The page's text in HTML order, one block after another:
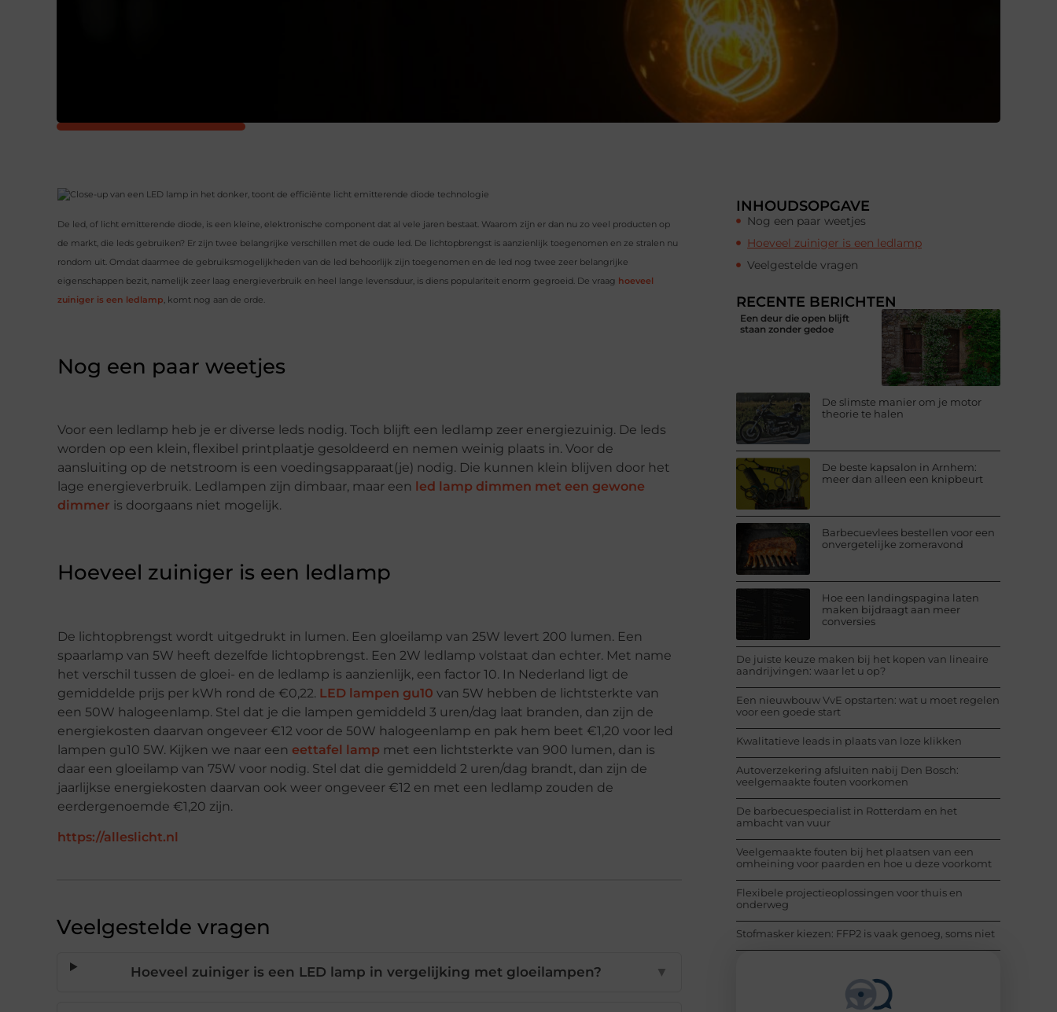
De led, of licht emitterende diode, is een kleine, elektronische component dat al vele jaren bestaat. Waarom zijn er dan nu zo veel producten op
de markt, die leds gebruiken? Er zijn twee belangrijke verschillen met de oude led. De lichtopbrengst is aanzienlijk toegenomen en ze stralen nu
rondom uit. Omdat daarmee de gebruiksmogelijkheden van de led behoorlijk zijn toegenomen en de led nog twee zeer belangrijke
eigenschappen bezit, namelijk zeer laag energieverbruik en heel lange levensduur, is diens populariteit enorm gegroeid. De vraag hoeveel
zuiniger is een ledlamp, komt nog aan de orde.
Nog een paar weetjes
Voor een ledlamp heb je er diverse leds nodig. Toch blijft een ledlamp zeer energiezuinig. De leds
worden op een klein, flexibel printplaatje gesoldeerd en nemen weinig plaats in. Voor de
aansluiting op de netstroom is een voedingsapparaat(je) nodig. Die kunnen klein blijven door het
lage energieverbruik. Ledlampen zijn dimbaar, maar een led lamp dimmen met een gewone
dimmer is doorgaans niet mogelijk.
Hoeveel zuiniger is een ledlamp
De lichtopbrengst wordt uitgedrukt in lumen. Een gloeilamp van 25W levert 200 lumen. Een
spaarlamp van 5W heeft dezelfde lichtopbrengst. Een 2W ledlamp volstaat dan echter. Met name
het verschil tussen de gloei- en de ledlamp is aanzienlijk, een factor 10. In Nederland ligt de
gemiddelde prijs per kWh rond de €0,22. LED lampen gu10 van 5W hebben de lichtsterkte van
een 50W halogeenlamp. Stel dat je die lampen gemiddeld 3 uren/dag laat branden, dan zijn de
energiekosten daarvan ongeveer €12 voor de 50W halogeenlamp en pak hem beet €1,20 voor led
lampen gu10 5W. Kijken we naar een eettafel lamp met een lichtsterkte van 900 lumen, dan is
daar een gloeilamp van 75W voor nodig. Stel dat die gemiddeld 2 uren/dag brandt, dan zijn de
jaarlijkse energiekosten daarvan ook weer ongeveer €12 en met een ledlamp zouden de
eerdergenoemde €1,20 zijn.
https://alleslicht.nl
Veelgestelde vragen
Hoeveel zuiniger is een LED lamp in vergelijking met gloeilampen? ▼
INHOUDSOPGAVE
Nog een paar weetjes
Hoeveel zuiniger is een ledlamp
Veelgestelde vragen
RECENTE BERICHTEN
Een deur die open blijft
staan zonder gedoe
De slimste manier om je motor
theorie te halen
De beste kapsalon in Arnhem:
meer dan alleen een knipbeurt
Barbecuevlees bestellen voor een
onvergetelijke zomeravond
Hoe een landingspagina laten
maken bijdraagt aan meer
conversies
De juiste keuze maken bij het kopen van lineaire
aandrijvingen: waar let u op?
Een nieuwbouw VvE opstarten: wat u moet regelen
voor een goede start
Kwalitatieve leads in plaats van loze klikken
Autoverzekering afsluiten nabij Den Bosch:
veelgemaakte fouten voorkomen
De barbecuespecialist in Rotterdam en het
ambacht van vuur
Veelgemaakte fouten bij het plaatsen van een
omheining voor paarden en hoe u deze voorkomt
Flexibele projectieoplossingen voor thuis en
onderweg
Stofmasker kiezen: FFP2 is vaak genoeg, soms niet